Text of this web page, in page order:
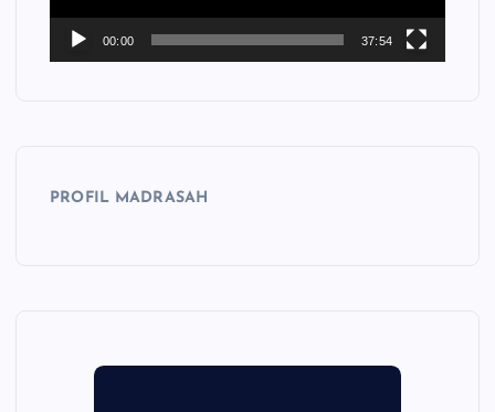
00:00 37:54
PROFIL MADRASAH